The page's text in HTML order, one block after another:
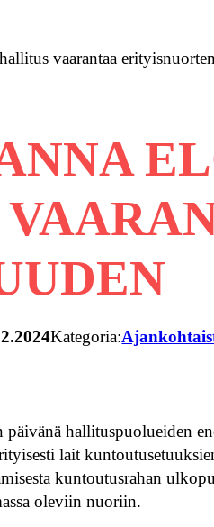
vaarantaa
Kategoria:
hallituspuolueiden
lait
kuntoutusrahan
oleviin nuoriin.